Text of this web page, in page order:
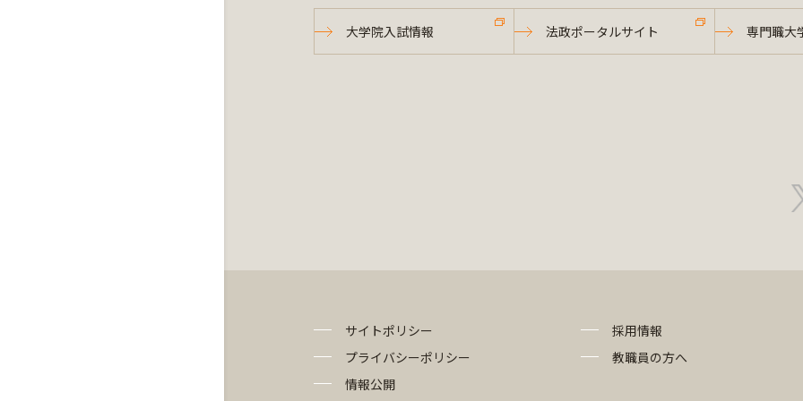
大学院入試情報 法政ポータルサイト 専門職大
サイトポリシー
プライバシーポリシー
情報公開
採用情報
教職員の方へ